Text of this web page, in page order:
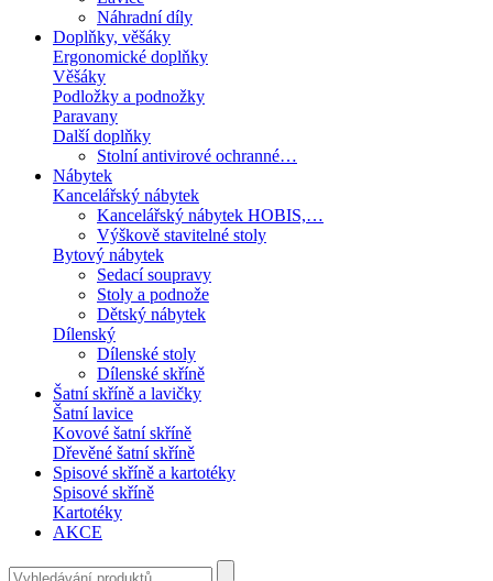
Náhradní díly
Doplňky, věšáky
Ergonomické doplňky
Věšáky
Podložky a podnožky
Paravany
Další doplňky
Stolní antivirové ochranné…
Nábytek
Kancelářský nábytek
Kancelářský nábytek HOBIS,…
Výškově stavitelné stoly
Bytový nábytek
Sedací soupravy
Stoly a podnože
Dětský nábytek
Dílenský
Dílenské stoly
Dílenské skříně
Šatní skříně a lavičky
Šatní lavice
Kovové šatní skříně
Dřevěné šatní skříně
Spisové skříně a kartotéky
Spisové skříně
Kartotéky
AKCE